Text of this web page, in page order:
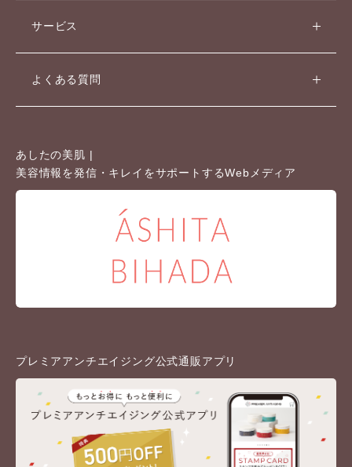
サービス
よくある質問
あしたの美肌 |
美容情報を発信・キレイをサポートするWebメディア
プレミアアンチエイジング公式通販アプリ